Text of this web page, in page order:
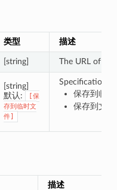
类型 描述
[string] The URL of
[string]
默认:
[保
存到临时文
件]
Specification
保存到临时
保存到文
描述